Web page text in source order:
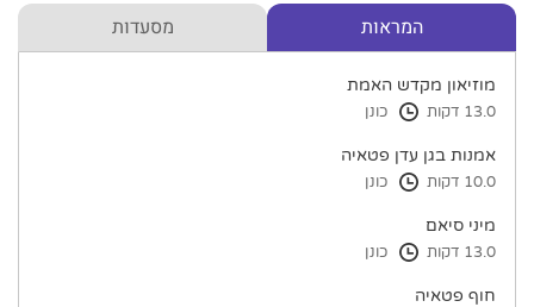
המראות מסעדות
מוזיאון מקדש האמת
13.0 דקות כונן
אמנות בגן עדן פטאיה
10.0 דקות כונן
מיני סיאם
13.0 דקות כונן
חוף פטאיה